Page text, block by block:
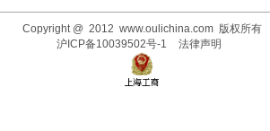
Copyright @ 2012 www.oulichina.com版权所有
沪ICP备10039502号-1
法律声明